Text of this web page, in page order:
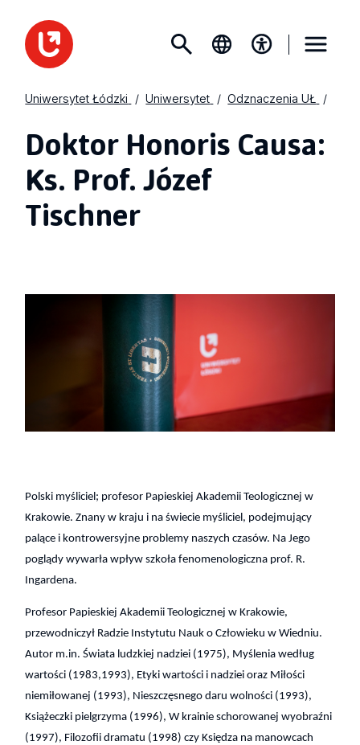
Uniwersytet Łódzki Uniwersytet Odznaczenia UŁ
Doktor Honoris Causa:
Ks. Prof. Józef
Tischner
Polski myśliciel; profesor Papieskiej Akademii Teologicznej w
Krakowie. Znany w kraju i na świecie myśliciel, podejmujący
palące i kontrowersyjne problemy naszych czasów. Na Jego
poglądy wywarła wpływ szkoła fenomenologiczna prof. R.
Ingardena.
Profesor Papieskiej Akademii Teologicznej w Krakowie,
przewodniczył Radzie Instytutu Nauk o Człowieku w Wiedniu.
Autor m.in. Świata ludzkiej nadziei (1975), Myślenia według
wartości (1983,1993), Etyki wartości i nadziei oraz Miłości
niemiłowanej (1993), Nieszczęsnego daru wolności (1993),
Książeczki pielgrzyma (1996), W krainie schorowanej wyobraźni
(1997), Filozofii dramatu (1998) czy Księdza na manowcach